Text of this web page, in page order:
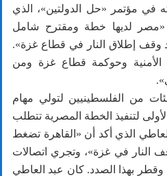
في مؤتمر «حل الدولتين»، الذي
«مصر لديها خطة ومقترح شامل
إطلاق النار في قطاع غزة».
الأمنية وحوكمة قطاع غزة ومن
من الفلسطينيين لتولي مهام
لتنفيذ الخطة المصرية تتطلب
الذي أكد أن «القاهرة تضغط
النار في غزة»، وتجري اتصالات
بهذا الصدد. كان عبد العاطي